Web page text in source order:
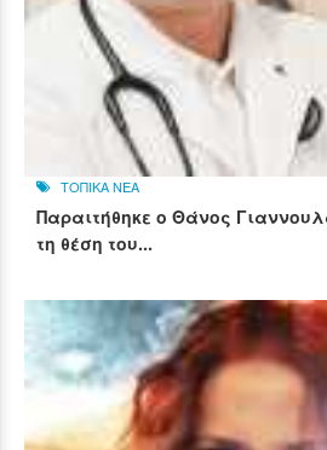
ΤΟΠΙΚΑ ΝΕΑ
Παραιτήθηκε ο Θάνος
τη θέση του...